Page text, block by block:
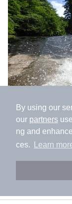
By using our
our partners
ng and
ces.
Learn
伊予鉄道郡中